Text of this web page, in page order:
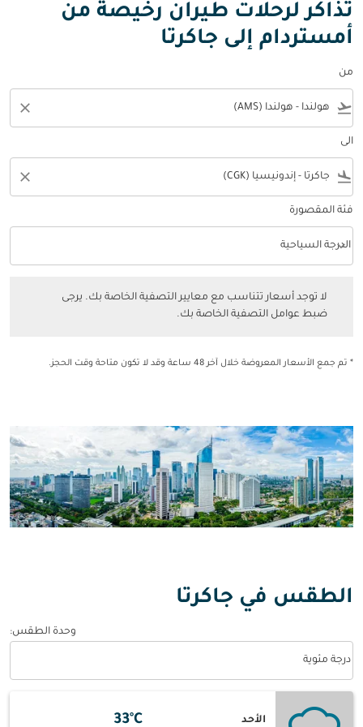
تذاكر لرحلات طيران رخيصة من
أمستردام إلى جاكرتا
من
flight_takeoff
close
الى
flight_land
close
فئة المقصورة
فئة المقصورة option الدرجة السياحية Selected
الدرجة السياحية
keyboard_arrow_down
لا توجد أسعار تتناسب مع معايير التصفية الخاصة بك. يرجى
ضبط عوامل التصفية الخاصة بك.
* تم جمع الأسعار المعروضة خلال آخر 48 ساعة وقد لا تكون متاحة وقت الحجز.
الطقس في جاكرتا
وحدة الطقس:
درجة مئوية
الأحد 33°C